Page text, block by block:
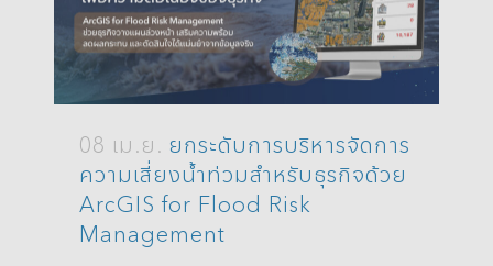
08 เม.ย. ยกระดับการบริหารจัดการ
ความเสี่ยงน้ำท่วมสำหรับธุรกิจด้วย
ArcGIS for Flood Risk
Management